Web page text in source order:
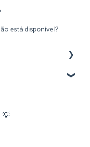
está disponível?
💡